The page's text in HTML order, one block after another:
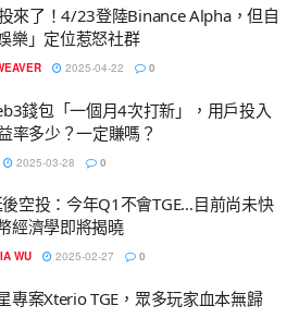
來了！4/23登陸Binance Alpha，但自
樂」定位惹怒社群
2025-04-22 0
錢包「一個月4次打新」，用戶投入
率多少？一定賺嗎？
2025-03-28 0
空投：今年Q1不會TGE…目前尚未快
經濟學即將揭曉
WU 2025-02-27 0
專案Xterio TGE，眾多玩家血本無歸